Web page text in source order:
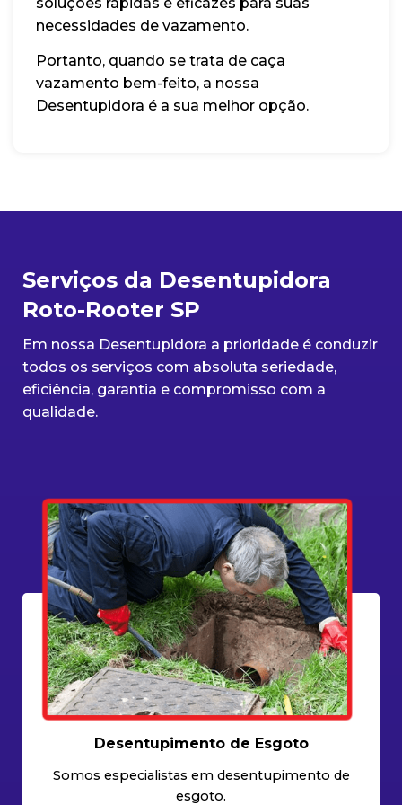
necessidades de vazamento.
Portanto, quando se trata de caça
vazamento bem-feito, a nossa
Desentupidora é a sua melhor opção.
Serviços da Desentupidora
Roto-Rooter SP
Em nossa Desentupidora a prioridade é conduzir
todos os serviços com absoluta seriedade,
eficiência, garantia e compromisso com a
qualidade.
Desentupimento de Esgoto
Somos especialistas em desentupimento de
esgoto.